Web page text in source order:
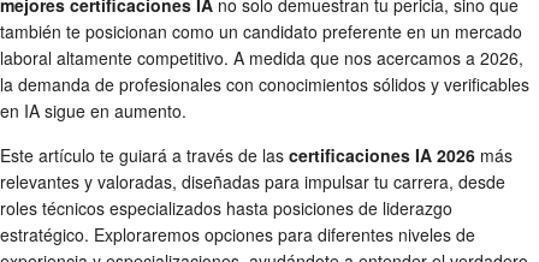
también te posicionan como un candidato preferente en un mercado
laboral altamente competitivo. A medida que nos acercamos a 2026,
la demanda de profesionales con conocimientos sólidos y verificables
en IA sigue en aumento.
Este artículo te guiará a través de las certificaciones IA 2026 más
relevantes y valoradas, diseñadas para impulsar tu carrera, desde
roles técnicos especializados hasta posiciones de liderazgo
estratégico. Exploraremos opciones para diferentes niveles de